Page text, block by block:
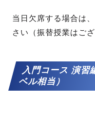
当日欠席する場合は
さい（振替授業はござ
入門コース演習
ベル相当）